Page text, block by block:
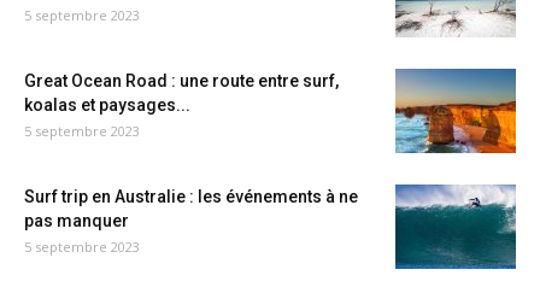
5 septembre 2023
Great Ocean Road : une route entre surf,
koalas et paysages...
5 septembre 2023
Surf trip en Australie : les événements à ne
pas manquer
5 septembre 2023